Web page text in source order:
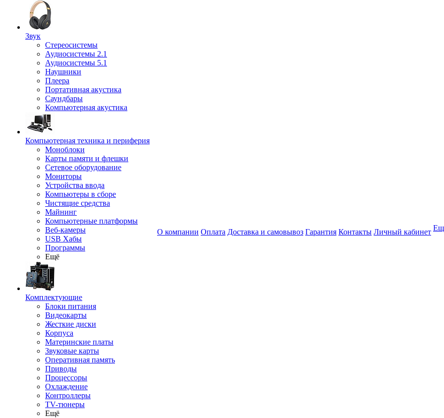
Звук
Стереосистемы
Аудиосистемы 2.1
Аудиосистемы 5.1
Наушники
Плеера
Портативная акустика
Саундбары
Компьютерная акустика
Компьютерная техника и периферия
Моноблоки
Карты памяти и флешки
Сетевое оборудование
Мониторы
Устройства ввода
Компьютеры в сборе
Чистящие средства
Майнинг
Компьютерные платформы
Веб-камеры
USB Хабы
Программы
Ещё
Комплектующие
Блоки питания
Видеокарты
Жесткие диски
Корпуса
Материнские платы
Звуковые карты
Оперативная память
Приводы
Процессоры
Охлаждение
Контроллеры
TV-тюнеры
Ещё
О компании Оплата Доставка и самовывоз Гарантия Контакты Личный кабинет